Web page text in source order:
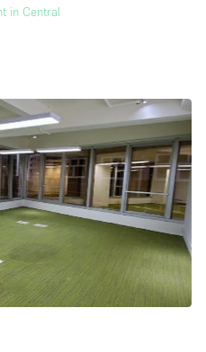
in Central